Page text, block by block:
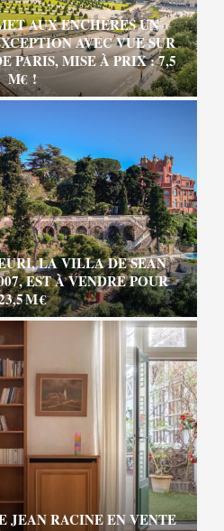
AUX ENCHÈRES UN
AVEC VUE SUR
PARIS, MISE À PRIX : 7,5
M€ !
LA VILLA DE SEAN
EST À VENDRE POUR
M €
JEAN RACINE EN VENTE